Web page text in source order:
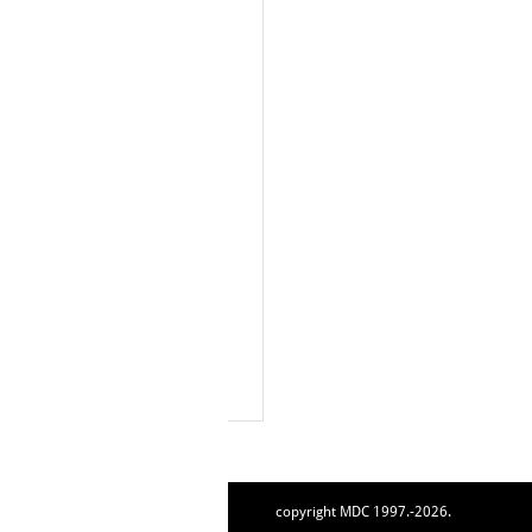
copyright MDC 1997.-2026.